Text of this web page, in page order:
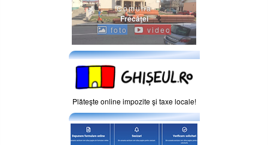
Comuna
Frecăţei
foto video
Plăteşte online impozite şi taxe locale!